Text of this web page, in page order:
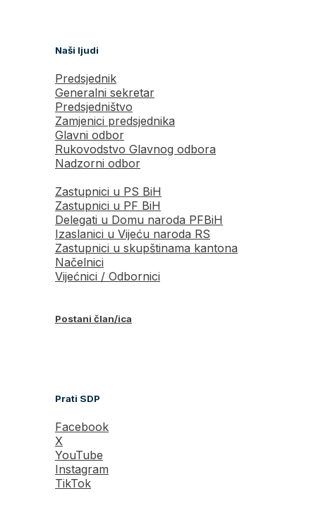
Naši ljudi
Predsjednik
Generalni sekretar
Predsjedništvo
Zamjenici predsjednika
Glavni odbor
Rukovodstvo Glavnog odbora
Nadzorni odbor
Zastupnici u PS BiH
Zastupnici u PF BiH
Delegati u Domu naroda PFBiH
Izaslanici u Vijeću naroda RS
Zastupnici u skupštinama kantona
Načelnici
Vijećnici / Odbornici
Postani član/ica
Prati SDP
Facebook
X
YouTube
Instagram
TikTok